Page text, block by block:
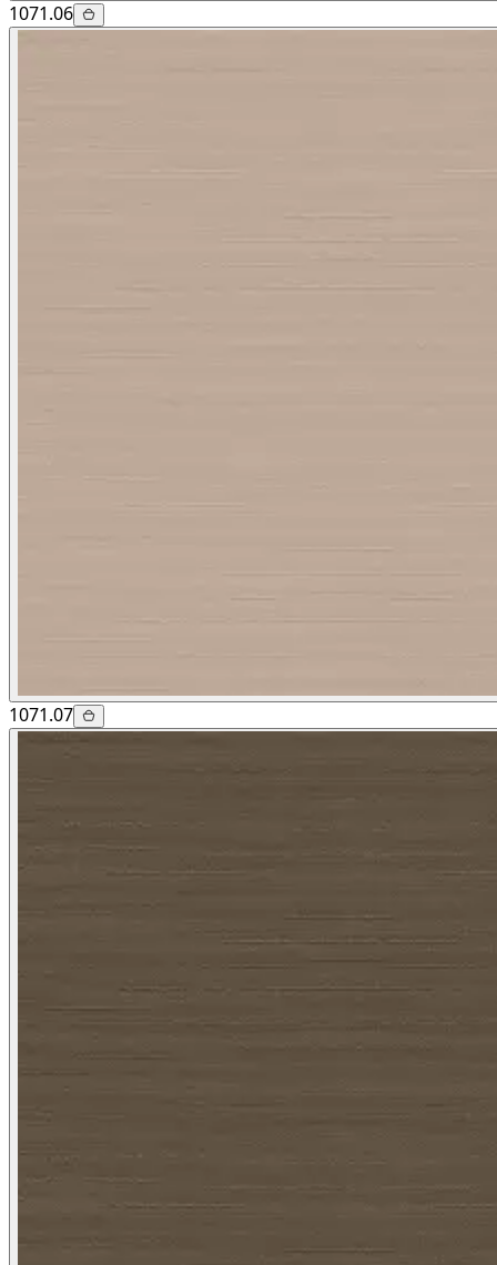
1071.06
1071.07